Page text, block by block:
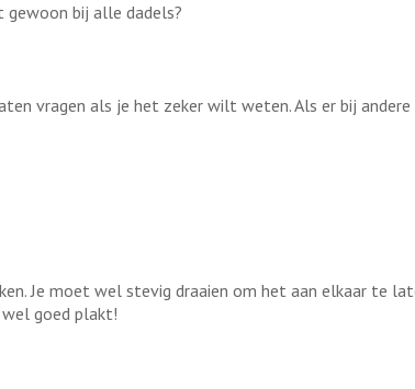
gewoon bij alle dadels?
vragen als je het zeker wilt weten. Als er bij
Je moet wel stevig draaien om het aan elkaar te
goed plakt!